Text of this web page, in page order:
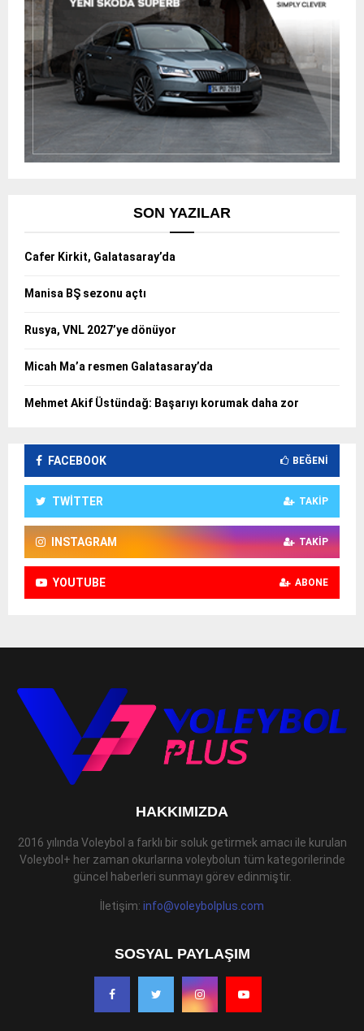
SON YAZILAR
Cafer Kirkit, Galatasaray’da
Manisa BŞ sezonu açtı
Rusya, VNL 2027’ye dönüyor
Micah Ma’a resmen Galatasaray’da
Mehmet Akif Üstündağ: Başarıyı korumak daha zor
FACEBOOK BEĞENI
TWITTER TAKIP
INSTAGRAM TAKIP
YOUTUBE ABONE
HAKKIMIZDA
2016 yılında Voleybol a farklı bir soluk getirmek amacı ile kurulan
Voleybol+ her zaman okurlarına voleybolun tüm kategorilerinde
güncel haberleri sunmayı görev edinmiştir.
İletişim: info@voleybolplus.com
SOSYAL PAYLAŞIM